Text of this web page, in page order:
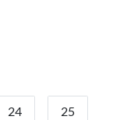
24 25